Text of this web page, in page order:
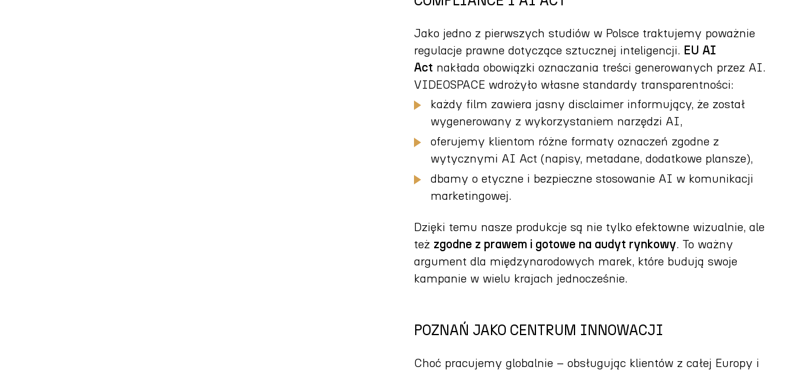
Jako jedno z pierwszych studiów w Polsce traktujemy poważnie
regulacje prawne dotyczące sztucznej inteligencji. EU AI
Act nakłada obowiązki oznaczania treści generowanych przez AI.
VIDEOSPACE wdrożyło własne standardy transparentności:
każdy film zawiera jasny disclaimer informujący, że został
wygenerowany z wykorzystaniem narzędzi AI,
oferujemy klientom różne formaty oznaczeń zgodne z
wytycznymi AI Act (napisy, metadane, dodatkowe plansze),
dbamy o etyczne i bezpieczne stosowanie AI w komunikacji
marketingowej.
Dzięki temu nasze produkcje są nie tylko efektowne wizualnie, ale
też zgodne z prawem i gotowe na audyt rynkowy. To ważny
argument dla międzynarodowych marek, które budują swoje
kampanie w wielu krajach jednocześnie.
POZNAŃ JAKO CENTRUM INNOWACJI
Choć pracujemy globalnie – obsługując klientów z całej Europy i